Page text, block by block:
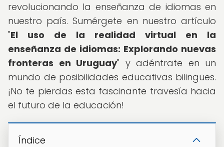
revolucionando la enseñanza de idiomas en
nuestro país. Sumérgete en nuestro artículo
"El uso de la realidad virtual en la
enseñanza de idiomas: Explorando nuevas
fronteras en Uruguay" y adéntrate en un
mundo de posibilidades educativas bilingües.
¡No te pierdas esta fascinante travesía hacia
el futuro de la educación!
Índice